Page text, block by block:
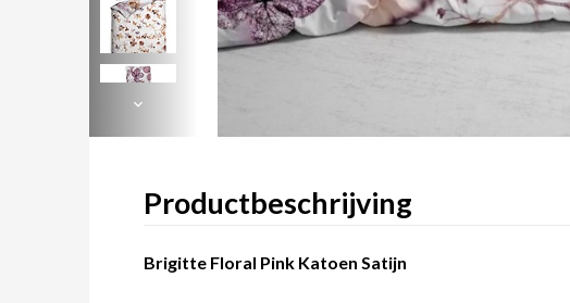
Productbeschrijving
Brigitte Floral Pink Katoen Satijn